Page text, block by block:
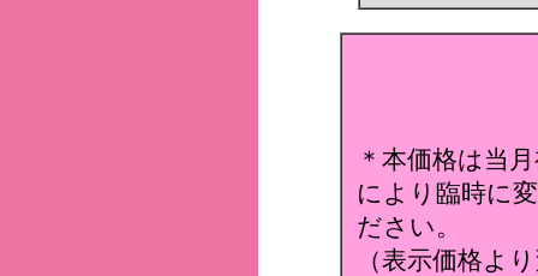
＊本価格は当
により臨時に
ださい。
（表示価格よ